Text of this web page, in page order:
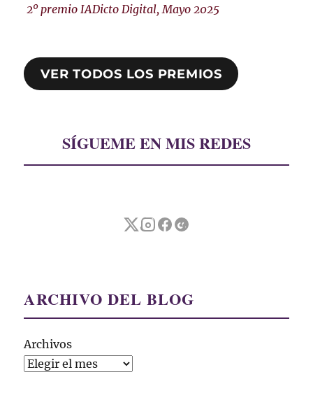
2º premio IADicto Digital, Mayo 2025
VER TODOS LOS PREMIOS
SÍGUEME EN MIS REDES
ARCHIVO DEL BLOG
Archivos